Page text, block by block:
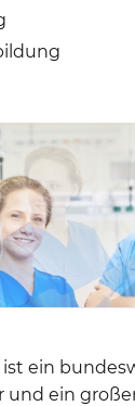
ist ein
und ein